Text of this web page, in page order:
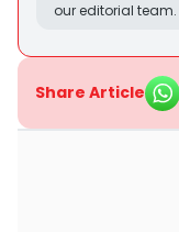
our editorial team.
Share Article